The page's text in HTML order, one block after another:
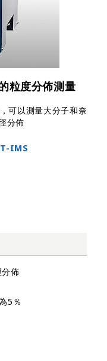
粒度分佈測量
可以測量大分子和奈
分佈
IMS
佈
5％